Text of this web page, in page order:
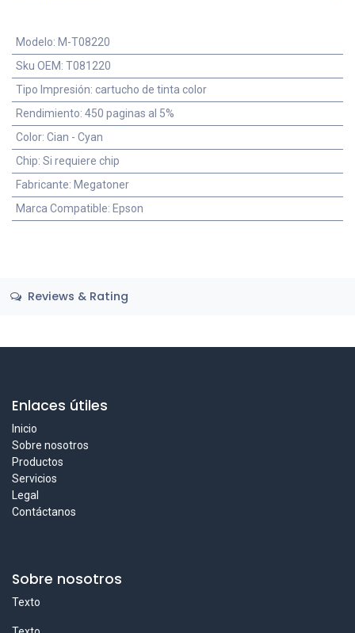
Modelo: M-T08220
Sku OEM: T081220
Tipo Impresión: cartucho de tinta color
Rendimiento: 450 paginas al 5%
Color: Cian - Cyan
Chip: Si requiere chip
Fabricante: Megatoner
Marca Compatible: Epson
Reviews & Rating
Enlaces útiles
Inicio
Sobre nosotros
Productos
Servicios
Legal
Contáctanos
Sobre nosotros
Texto